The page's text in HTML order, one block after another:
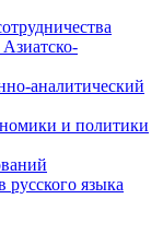
аналитический
и политики
языка